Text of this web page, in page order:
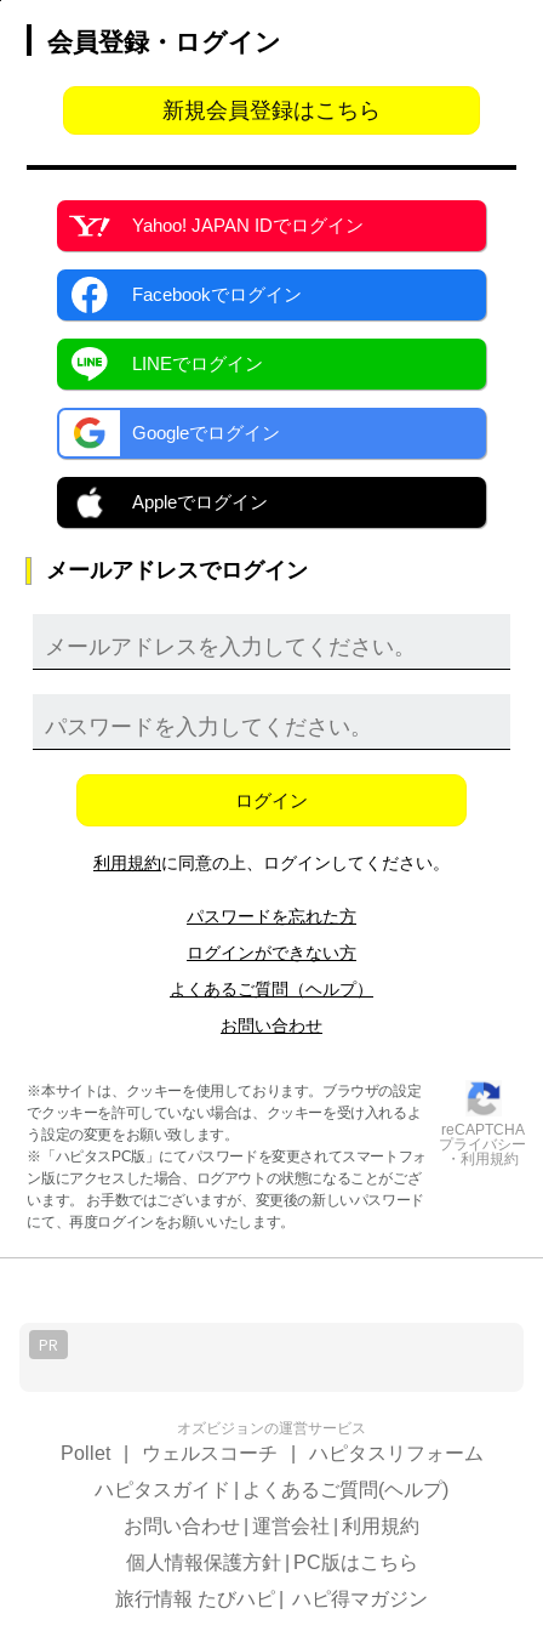
会員登録・ログイン
新規会員登録はこちら
Yahoo! JAPAN IDでログイン
Facebookでログイン
LINEでログイン
Googleでログイン
Appleでログイン
メールアドレスでログイン
ログイン
利用規約に同意の上、ログインしてください。
パスワードを忘れた方
ログインができない方
よくあるご質問（ヘルプ）
お問い合わせ
※本サイトは、クッキーを使用しております。ブラウザの設定
でクッキーを許可していない場合は、クッキーを受け入れるよ
う設定の変更をお願い致します。
※「ハピタスPC版」にてパスワードを変更されてスマートフォ
ン版にアクセスした場合、ログアウトの状態になることがござ
います。 お手数ではございますが、変更後の新しいパスワード
にて、再度ログインをお願いいたします。
reCAPTCHA
プライバシー
・利用規約
PR
オズビジョンの運営サービス
Pollet ウェルスコーチ
ハピタスリフォーム
ハピタスガイド
よくあるご質問(ヘルプ)
お問い合わせ 運営会社
利用規約
個人情報保護方針
PC版はこちら
旅行情報 たびハピ
ハピ得マガジン